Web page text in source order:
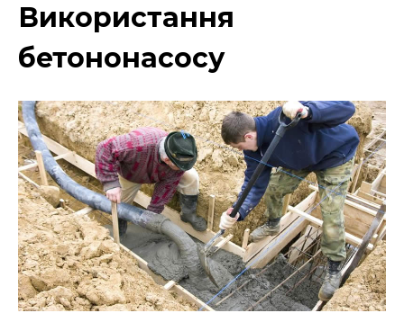
Використання
бетононасосу